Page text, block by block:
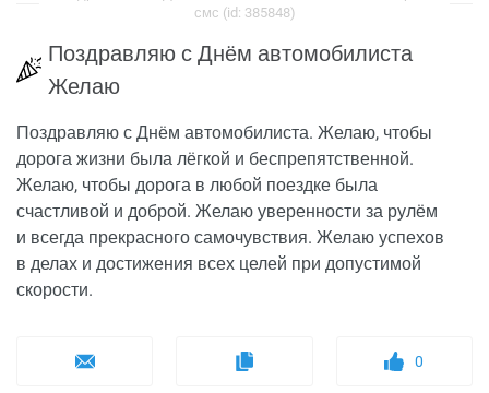
смс (id: 385848)
Поздравляю с Днём автомобилиста
Желаю
Поздравляю с Днём автомобилиста. Желаю, чтобы
дорога жизни была лёгкой и беспрепятственной.
Желаю, чтобы дорога в любой поездке была
счастливой и доброй. Желаю уверенности за рулём
и всегда прекрасного самочувствия. Желаю успехов
в делах и достижения всех целей при допустимой
скорости.
0